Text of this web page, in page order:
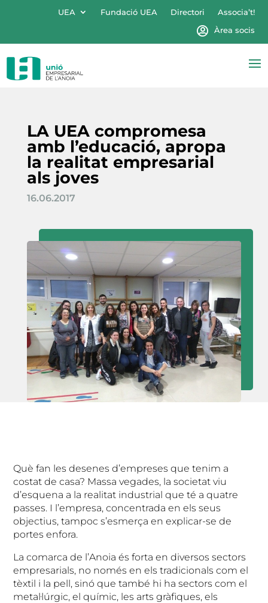
UEA Fundació UEA Directori
Associa’t!
Àrea socis
LA UEA compromesa
amb l’educació, apropa
la realitat empresarial
als joves
16.06.2017
Què fan les desenes d’empreses que tenim a
costat de casa? Massa vegades, la societat viu
d’esquena a la realitat industrial que té a quatre
passes. I l’empresa, concentrada en els seus
objectius, tampoc s’esmerça en explicar-se de
portes enfora.
La comarca de l’Anoia és forta en diversos sectors
empresarials, no només en els tradicionals com el
tèxtil i la pell, sinó que també hi ha sectors com el
metal·lúrgic, el químic, les arts gràfiques, els